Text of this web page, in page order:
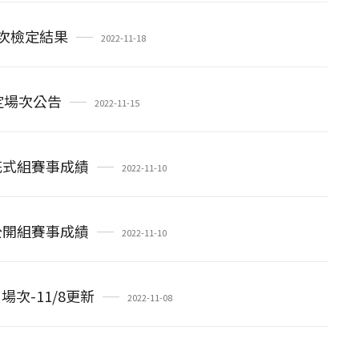
檢定結果 2022-11-18
次公告 2022-11-15
組賽事成績 2022-11-10
組賽事成績 2022-11-10
次-11/8更新 2022-11-08